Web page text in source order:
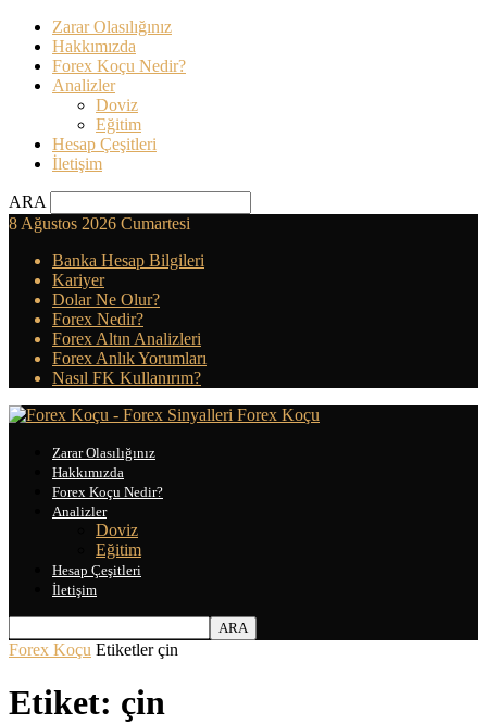
Zarar Olasılığınız
Hakkımızda
Forex Koçu Nedir?
Analizler
Doviz
Eğitim
Hesap Çeşitleri
İletişim
ARA
8 Ağustos 2026 Cumartesi
Banka Hesap Bilgileri
Kariyer
Dolar Ne Olur?
Forex Nedir?
Forex Altın Analizleri
Forex Anlık Yorumları
Nasıl FK Kullanırım?
Forex Koçu
Zarar Olasılığınız
Hakkımızda
Forex Koçu Nedir?
Analizler
Doviz
Eğitim
Hesap Çeşitleri
İletişim
Forex Koçu Etiketler çin
Etiket: çin